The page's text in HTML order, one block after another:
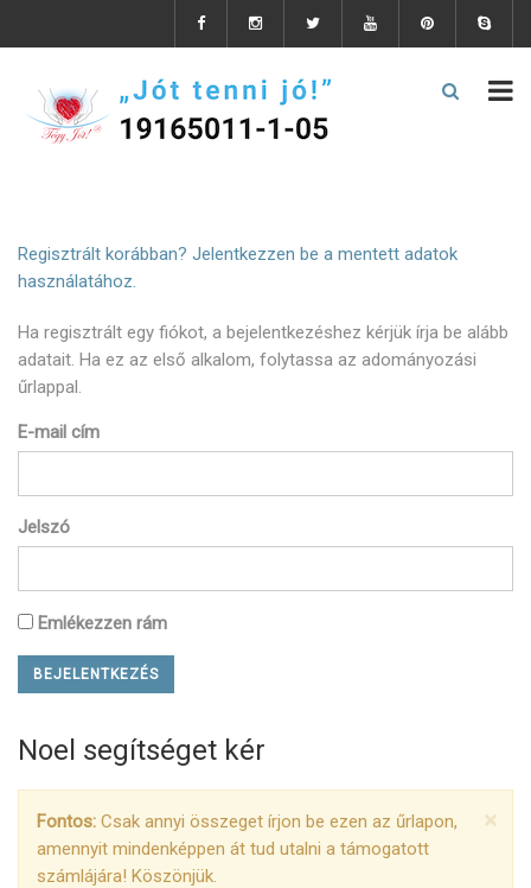
Regisztrált korábban? Jelentkezzen be a mentett adatok
használatához.
Ha regisztrált egy fiókot, a bejelentkezéshez kérjük írja be alább
adatait. Ha ez az első alkalom, folytassa az adományozási
űrlappal.
E-mail cím
Jelszó
Emlékezzen rám
Noel segítséget kér
×
Fontos: Csak annyi összeget írjon be ezen az űrlapon,
amennyit mindenképpen át tud utalni a támogatott
számlájára! Köszönjük.